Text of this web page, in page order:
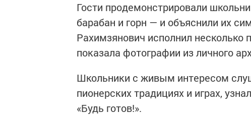
Гости продемонстрировали
барабан и горн — и объяснили их
Рахимзянович исполнил
показала фотографии из личного
Школьники с живым интересом
пионерских традициях и играх,
«Будь готов!».